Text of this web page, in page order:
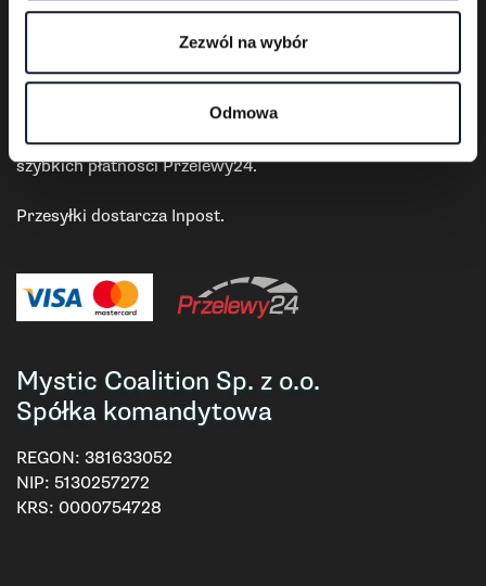
Zezwól na wybór
Odmowa
Płatności i dostawa
Płatności w sklepie realizowane są przy pomocy systemu
szybkich płatności Przelewy24.
Przesyłki dostarcza Inpost.
Mystic Coalition Sp. z o.o.
Spółka komandytowa
REGON: 381633052
NIP: 5130257272
KRS: 0000754728